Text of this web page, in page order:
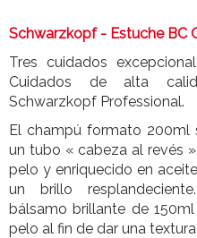
Schwarzkopf - Estuche BC
Tres cuidados
Cuidados de alta
Schwarzkopf Professional.
El champú formato 200ml
un tubo « cabeza al revés
pelo y enriquecido en
un brillo
bálsamo brillante de
pelo al fin de dar una